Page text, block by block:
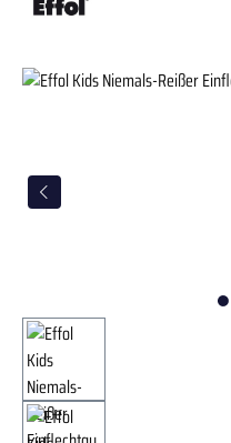
Bildergalerie überspringen